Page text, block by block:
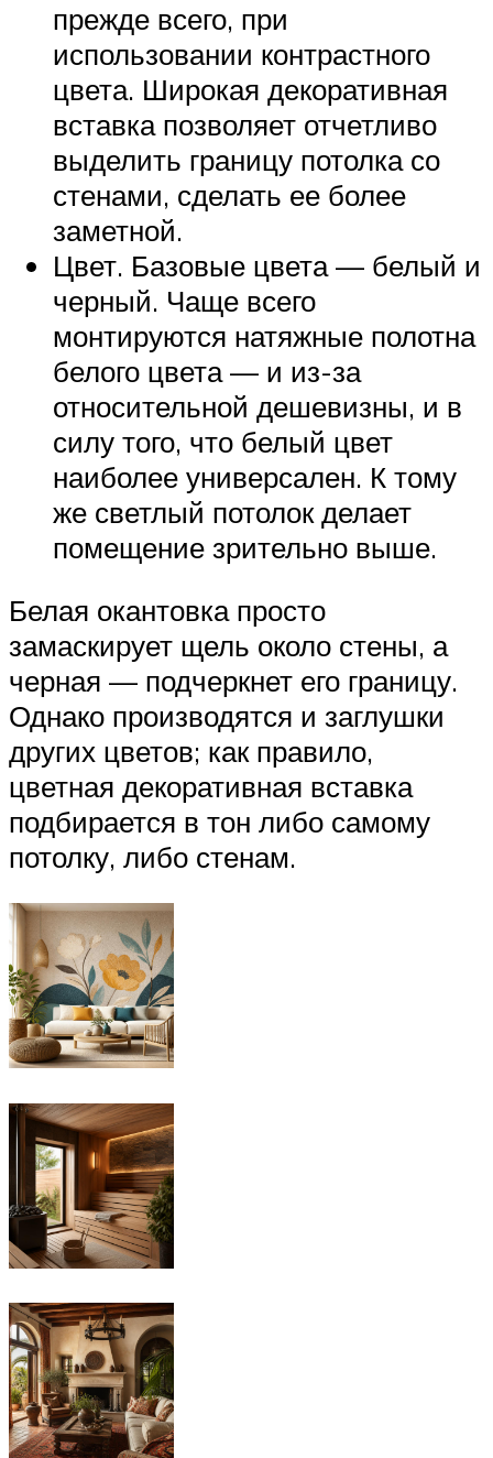
прежде всего, при
использовании контрастного
цвета. Широкая декоративная
вставка позволяет отчетливо
выделить границу потолка со
стенами, сделать ее более
заметной.
Цвет. Базовые цвета — белый и
черный. Чаще всего
монтируются натяжные полотна
белого цвета — и из-за
относительной дешевизны, и в
силу того, что белый цвет
наиболее универсален. К тому
же светлый потолок делает
помещение зрительно выше.
Белая окантовка просто
замаскирует щель около стены, а
черная — подчеркнет его границу.
Однако производятся и заглушки
других цветов; как правило,
цветная декоративная вставка
подбирается в тон либо самому
потолку, либо стенам.